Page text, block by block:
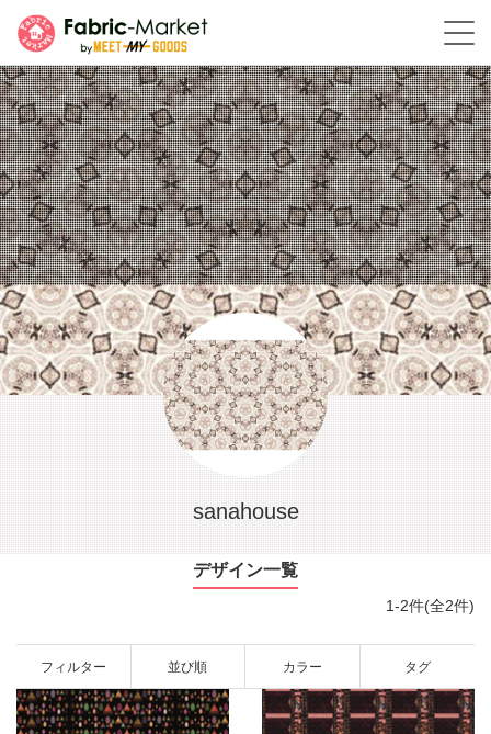
sanahouse
デザイン一覧
1-2件(全2件)
フィルター 並び順 カラー タグ